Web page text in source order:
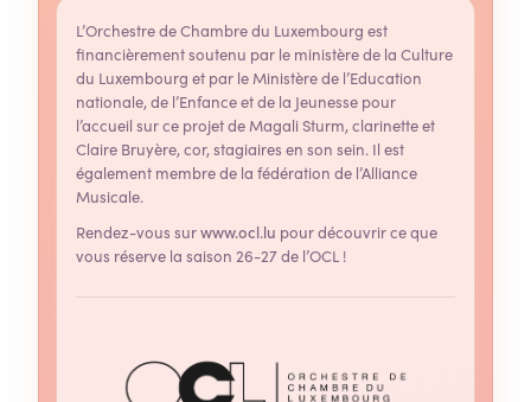
L’Orchestre de Chambre du Luxembourg est
financièrement soutenu par le ministère de la Culture
du Luxembourg et par le Ministère de l’Education
nationale, de l’Enfance et de la Jeunesse pour
l’accueil sur ce projet de Magali Sturm, clarinette et
Claire Bruyère, cor, stagiaires en son sein. Il est
également membre de la fédération de l’Alliance
Musicale.
Rendez-vous surwww.ocl.lu pour découvrir ce que
vous réserve la saison 26-27 de l’OCL !